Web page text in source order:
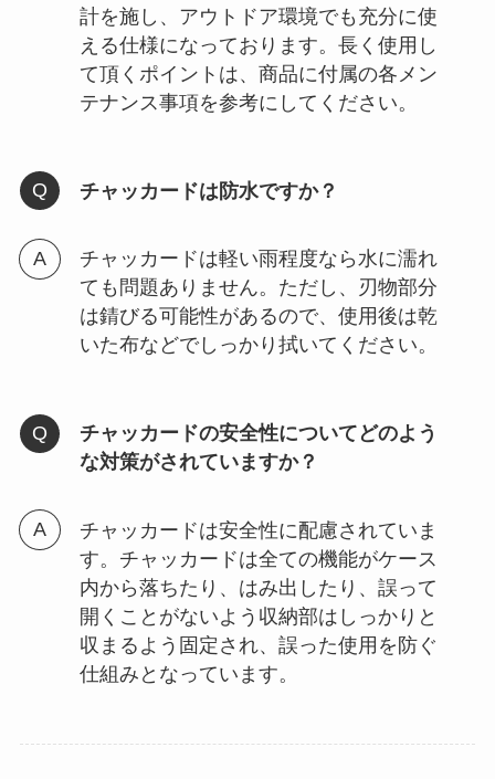
計を施し、アウトドア環境でも充分に使
える仕様になっております。長く使用し
て頂くポイントは、商品に付属の各メン
テナンス事項を参考にしてください。
チャッカードは防水ですか？
チャッカードは軽い雨程度なら水に濡れ
ても問題ありません。ただし、刃物部分
は錆びる可能性があるので、使用後は乾
いた布などでしっかり拭いてください。
チャッカードの安全性についてどのよう
な対策がされていますか？
チャッカードは安全性に配慮されていま
す。チャッカードは全ての機能がケース
内から落ちたり、はみ出したり、誤って
開くことがないよう収納部はしっかりと
収まるよう固定され、誤った使用を防ぐ
仕組みとなっています。